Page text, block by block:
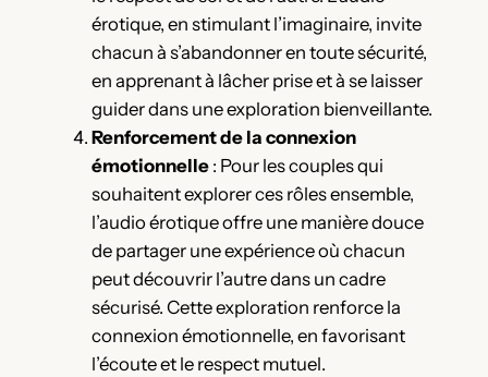
érotique, en stimulant l’imaginaire, invite
chacun à s’abandonner en toute sécurité,
en apprenant à lâcher prise et à se laisser
guider dans une exploration bienveillante.
Renforcement de la connexion
émotionnelle: Pour les couples qui
souhaitent explorer ces rôles ensemble,
l’audio érotique offre une manière douce
de partager une expérience où chacun
peut découvrir l’autre dans un cadre
sécurisé. Cette exploration renforce la
connexion émotionnelle, en favorisant
l’écoute et le respect mutuel.